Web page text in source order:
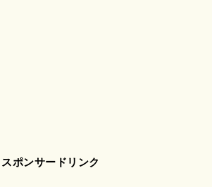
スポンサードリンク